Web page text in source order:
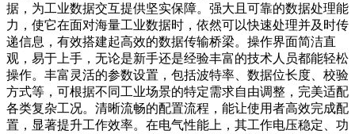
据，为工业数据交互提供坚实保障。强大且可靠的数据处理能
力，使它在面对海量工业数据时，依然可以快速处理并及时传
递信息，有效搭建起高效的数据传输桥梁。操作界面简洁直
观，易于上手，无论是新手还是经验丰富的技术人员都能轻松
操作。丰富灵活的参数设置，包括波特率、数据位长度、校验
方式等，可根据不同工业场景的特定需求自由调整，完美适配
各类复杂工况。清晰流畅的配置流程，能让使用者高效完成配
置，显著提升工作效率。在电气性能上，其工作电压稳定、功